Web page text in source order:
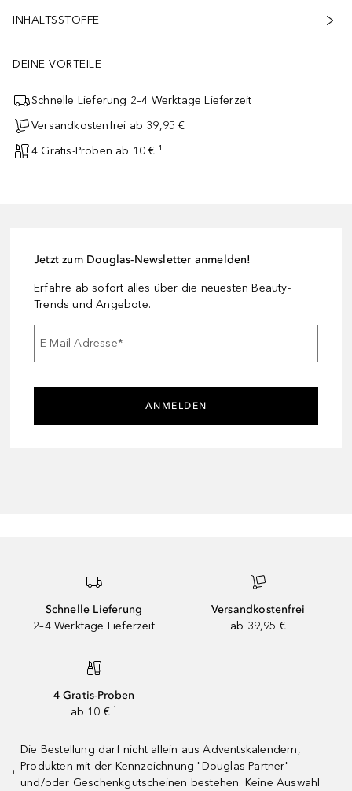
INHALTSSTOFFE
DEINE VORTEILE
Schnelle Lieferung 2–4 Werktage Lieferzeit
Versandkostenfrei ab 39,95 €
4 Gratis-Proben ab 10 € ¹
Jetzt zum Douglas-Newsletter anmelden!
Erfahre ab sofort alles über die neuesten Beauty-
Trends und Angebote.
E-Mail-Adresse*
ANMELDEN
Schnelle Lieferung
2–4 Werktage Lieferzeit
Versandkostenfrei
ab 39,95 €
4 Gratis-Proben
ab 10 € ¹
¹
Die Bestellung darf nicht allein aus Adventskalendern,
Produkten mit der Kennzeichnung "Douglas Partner"
und/oder Geschenkgutscheinen bestehen. Keine Auswahl